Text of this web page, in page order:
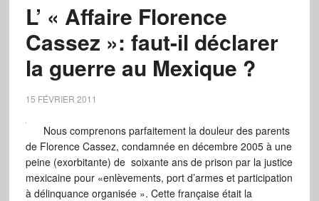
L’ « Affaire Florence
Cassez »: faut-il déclarer
la guerre au Mexique ?
15 FÉVRIER 2011
Nous comprenons parfaitement la douleur des parents
de Florence Cassez, condamnée en décembre 2005 à une
peine (exorbitante) de soixante ans de prison par la justice
mexicaine pour «enlèvements, port d’armes et participation
à délinquance organisée ». Cette française était la